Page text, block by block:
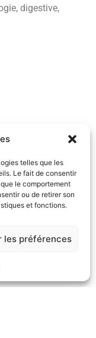
telles que les
Le fait de consentir
le comportement
ou de retirer son
et fonctions.
les préférences
digestive,
en fonction de vos